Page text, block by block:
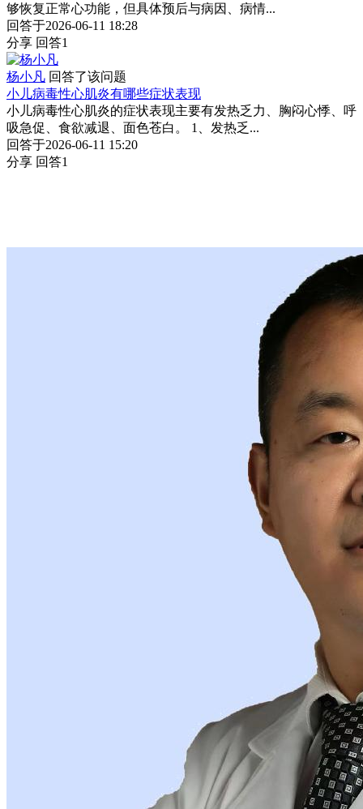
够恢复正常心功能，但具体预后与病因、病情...
回答于2026-06-11 18:28
分享 回答1
杨小凡 回答了该问题
小儿病毒性心肌炎有哪些症状表现
小儿病毒性心肌炎的症状表现主要有发热乏力、胸闷心悸、呼
吸急促、食欲减退、面色苍白。 1、发热乏...
回答于2026-06-11 15:20
分享 回答1